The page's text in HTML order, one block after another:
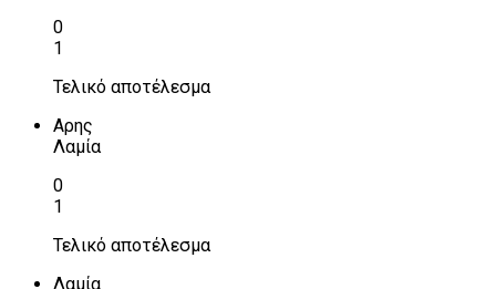
0
1
Τελικό αποτέλεσμα
Αρης
Λαμία
0
1
Τελικό αποτέλεσμα
Λαμία